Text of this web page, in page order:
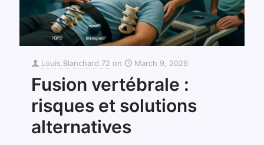
Louis.Blanchard.72 on March 9, 2026
Fusion vertébrale :
risques et solutions
alternatives